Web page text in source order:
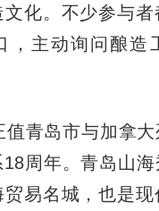
化。不少参与
，主动询问酿造
青岛市与加拿大
周年。青岛山
易名城，也是现